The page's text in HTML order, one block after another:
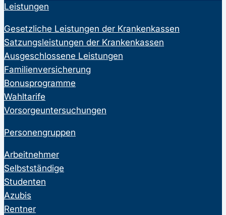
Leistungen
Gesetzliche Leistungen der Krankenkassen
Satzungsleistungen der Krankenkassen
Ausgeschlossene Leistungen
Familienversicherung
Bonusprogramme
Wahltarife
Vorsorgeuntersuchungen
Personengruppen
Arbeitnehmer
Selbstständige
Studenten
Azubis
Rentner